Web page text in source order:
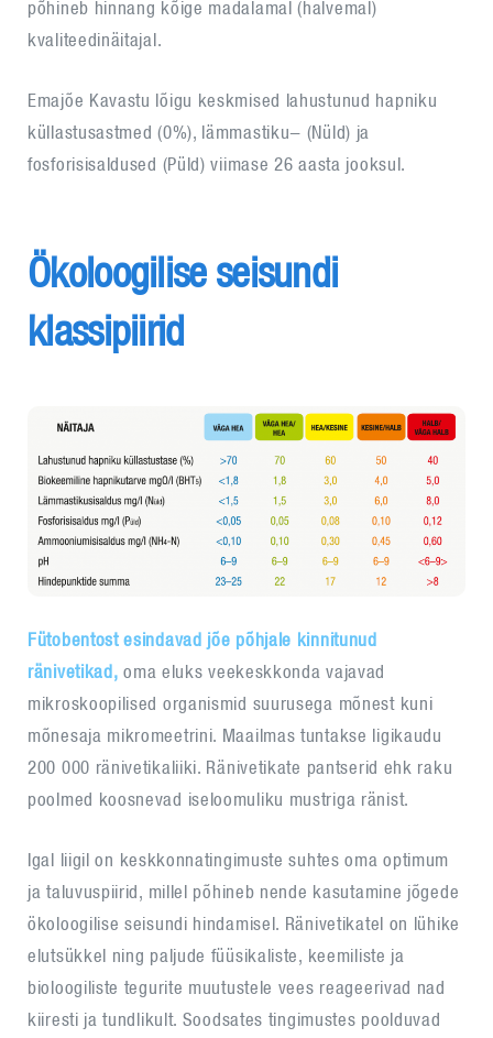
põhineb hinnang kõige madalamal (halvemal)
kvaliteedinäitajal.
Emajõe Kavastu lõigu keskmised lahustunud hapniku
küllastusastmed (0%), lämmastiku- (Nüld) ja
fosforisisaldused (Püld) viimase 26 aasta jooksul.
Ökoloogilise seisundi
klassipiirid
Fütobentost esindavad jõe põhjale kinnitunud
ränivetikad, oma eluks veekeskkonda vajavad
mikroskoopilised organismid suurusega mõnest kuni
mõnesaja mikromeetrini. Maailmas tuntakse ligikaudu
200 000 ränivetikaliiki. Ränivetikate pantserid ehk raku
poolmed koosnevad iseloomuliku mustriga ränist.
Igal liigil on keskkonnatingimuste suhtes oma optimum
ja taluvuspiirid, millel põhineb nende kasutamine jõgede
ökoloogilise seisundi hindamisel. Ränivetikatel on lühike
elutsükkel ning paljude füüsikaliste, keemiliste ja
bioloogiliste tegurite muutustele vees reageerivad nad
kiiresti ja tundlikult. Soodsates tingimustes poolduvad